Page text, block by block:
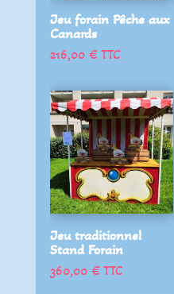
Jeu forain Pêche aux
Canards
216,00 €TTC
Jeu traditionnel
Stand Forain
360,00 €TTC